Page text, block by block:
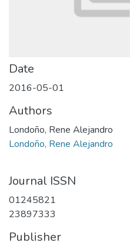
Date
2016-05-01
Authors
Londoño, Rene Alejandro
Londoño, Rene Alejandro
Journal ISSN
01245821
23897333
Publisher